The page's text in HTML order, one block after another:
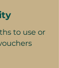
to use or